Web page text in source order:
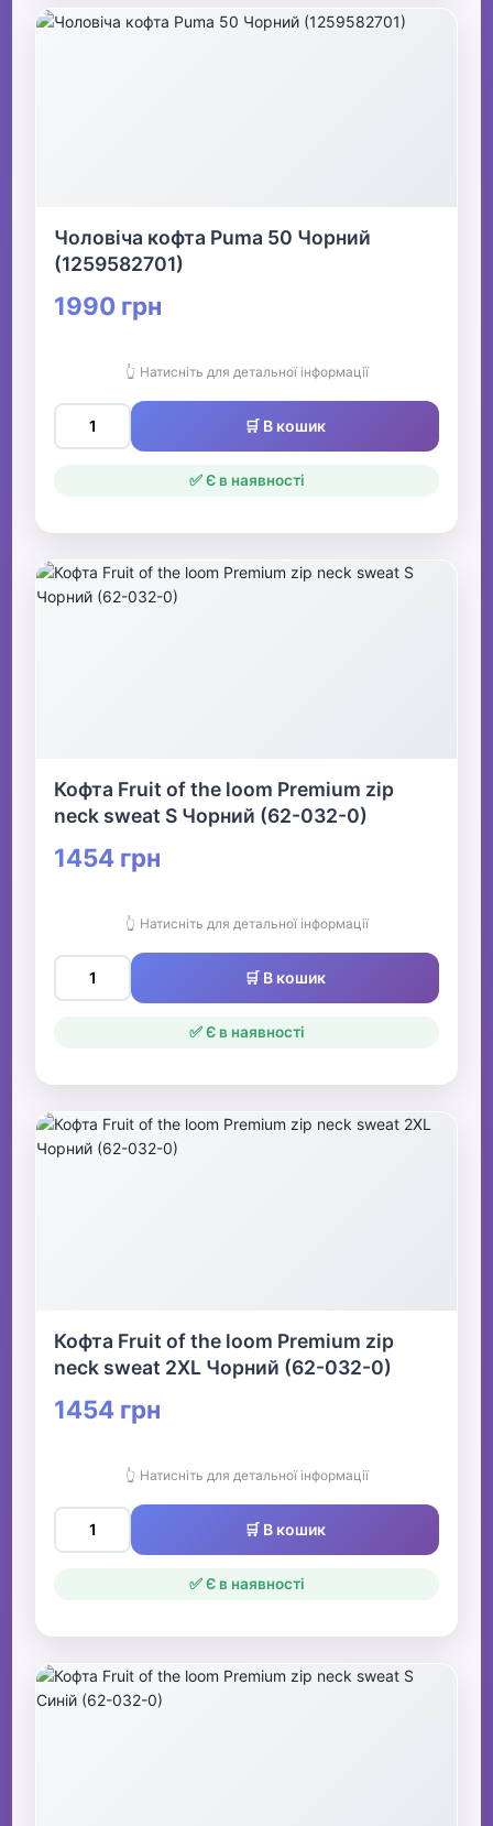
Чоловіча кофта Puma 50 Чорний
(1259582701)
1990 грн
👆 Натисніть для детальної інформації
🛒 В кошик
✅ Є в наявності
Кофта Fruit of the loom Premium zip
neck sweat S Чорний (62-032-0)
1454 грн
👆 Натисніть для детальної інформації
🛒 В кошик
✅ Є в наявності
Кофта Fruit of the loom Premium zip
neck sweat 2XL Чорний (62-032-0)
1454 грн
👆 Натисніть для детальної інформації
🛒 В кошик
✅ Є в наявності